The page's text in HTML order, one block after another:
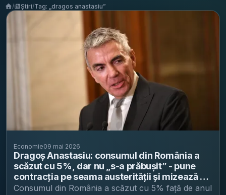
/ Știri/Tag: „dragos anastasiu”
Economie09 mai 2026
Dragoș Anastasiu: consumul din România a
scăzut cu 5%, dar nu „s-a prăbușit” - pune
contracția pe seama austerității și mizează pe
fondurile PNRR
Consumul din România a scăzut cu 5% față de anul